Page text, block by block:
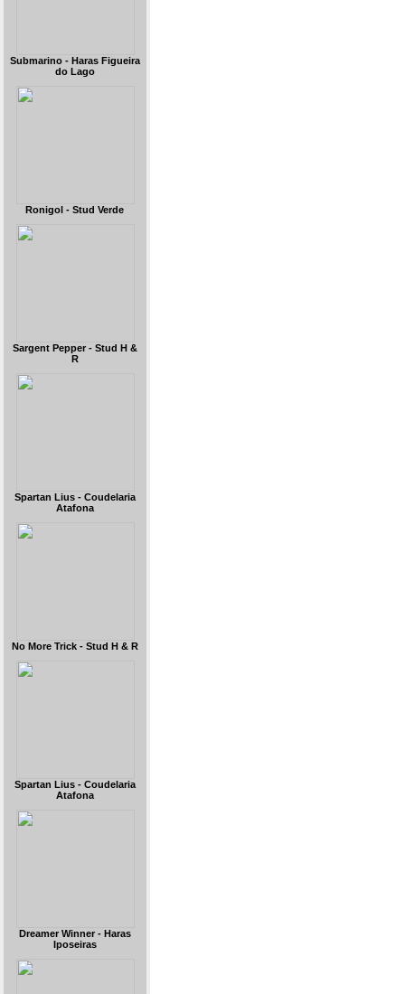
Submarino - Haras Figueira
do Lago
Ronigol - Stud Verde
Sargent Pepper - Stud H &
R
Spartan Lius - Coudelaria
Atafona
No More Trick - Stud H & R
Spartan Lius - Coudelaria
Atafona
Dreamer Winner - Haras
Iposeiras